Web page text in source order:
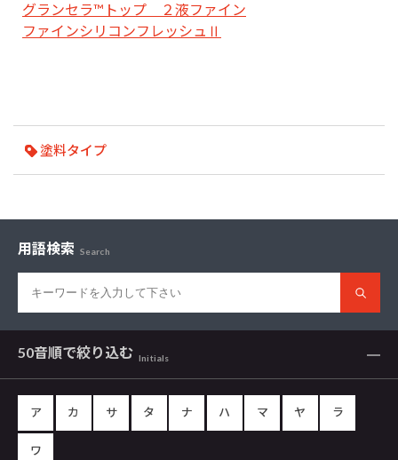
グランセラ™トップ ２液ファイン
ファインシリコンフレッシュⅡ
塗料タイプ
用語検索 Search
50音順で絞り込む Initials
ア カ サ タ ナ ハ マ ヤ ラ
ワ